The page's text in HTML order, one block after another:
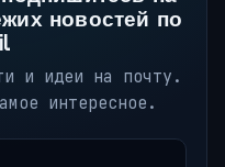
новостей по
и идеи на почту.
интересное.